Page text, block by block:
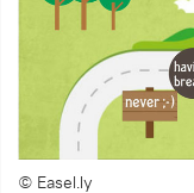
© Easel.ly